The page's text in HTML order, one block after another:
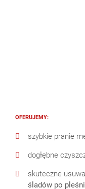
OFERUJEMY:
szybkie pranie
dogłębne
skuteczne
śladów po pleśni